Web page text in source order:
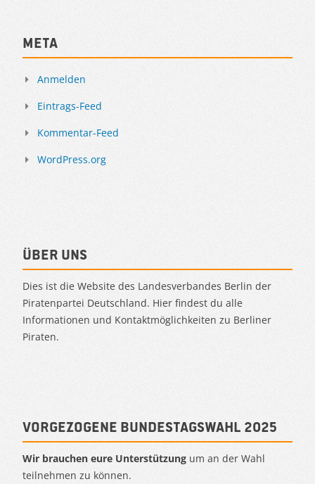
Meta
Anmelden
Eintrags-Feed
Kommentar-Feed
WordPress.org
Über uns
Dies ist die Website des Landesverbandes Berlin der
Piratenpartei Deutschland. Hier findest du alle
Informationen und Kontaktmöglichkeiten zu Berliner
Piraten.
Vorgezogene Bundestagswahl 2025
Wir brauchen eure Unterstützung um an der Wahl
teilnehmen zu können.